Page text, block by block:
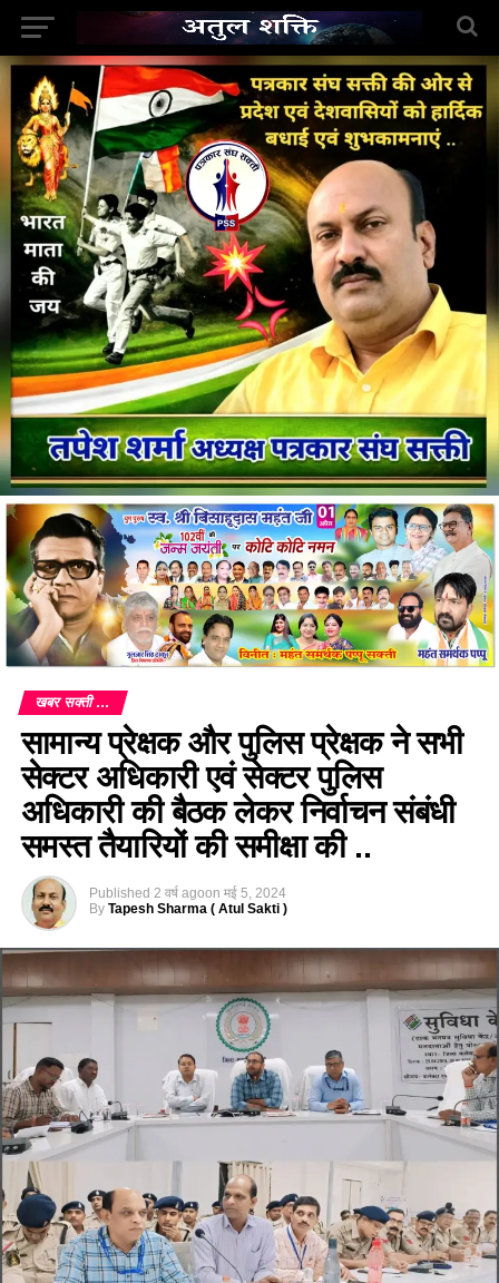
खबर सक्ती ...
सामान्य प्रेक्षक और पुलिस प्रेक्षक ने सभी
सेक्टर अधिकारी एवं सेक्टर पुलिस
अधिकारी की बैठक लेकर निर्वाचन संबंधी
समस्त तैयारियों की समीक्षा की ..
Published 2 वर्ष agoon मई 5, 2024
By Tapesh Sharma ( Atul Sakti )